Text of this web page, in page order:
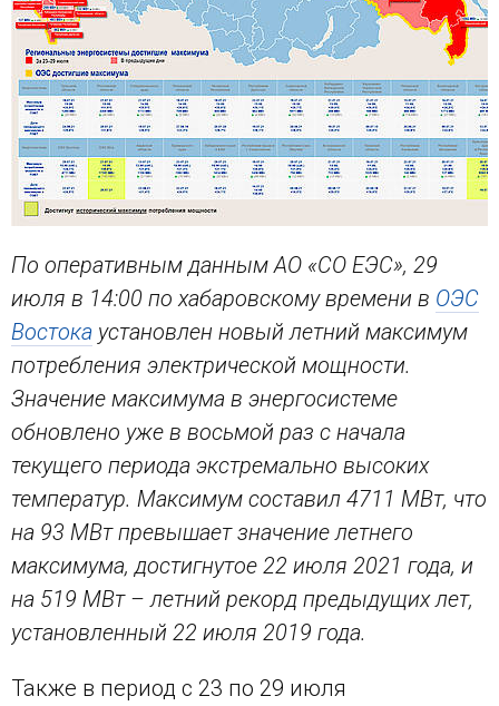
По оперативным данным АО «СО ЕЭС», 29
июля в 14:00 по хабаровскому времени в ОЭС
Востока установлен новый летний максимум
потребления электрической мощности.
Значение максимума в энергосистеме
обновлено уже в восьмой раз с начала
текущего периода экстремально высоких
температур. Максимум составил 4711 МВт, что
на 93 МВт превышает значение летнего
максимума, достигнутое 22 июля 2021 года, и
на 519 МВт – летний рекорд предыдущих лет,
установленный 22 июля 2019 года.
Также в период с 23 по 29 июля